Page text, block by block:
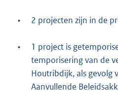
• 2 projecten zijn in de
•
1 project is
temporisering van de
Houtribdijk, als gevolg
Aanvullende